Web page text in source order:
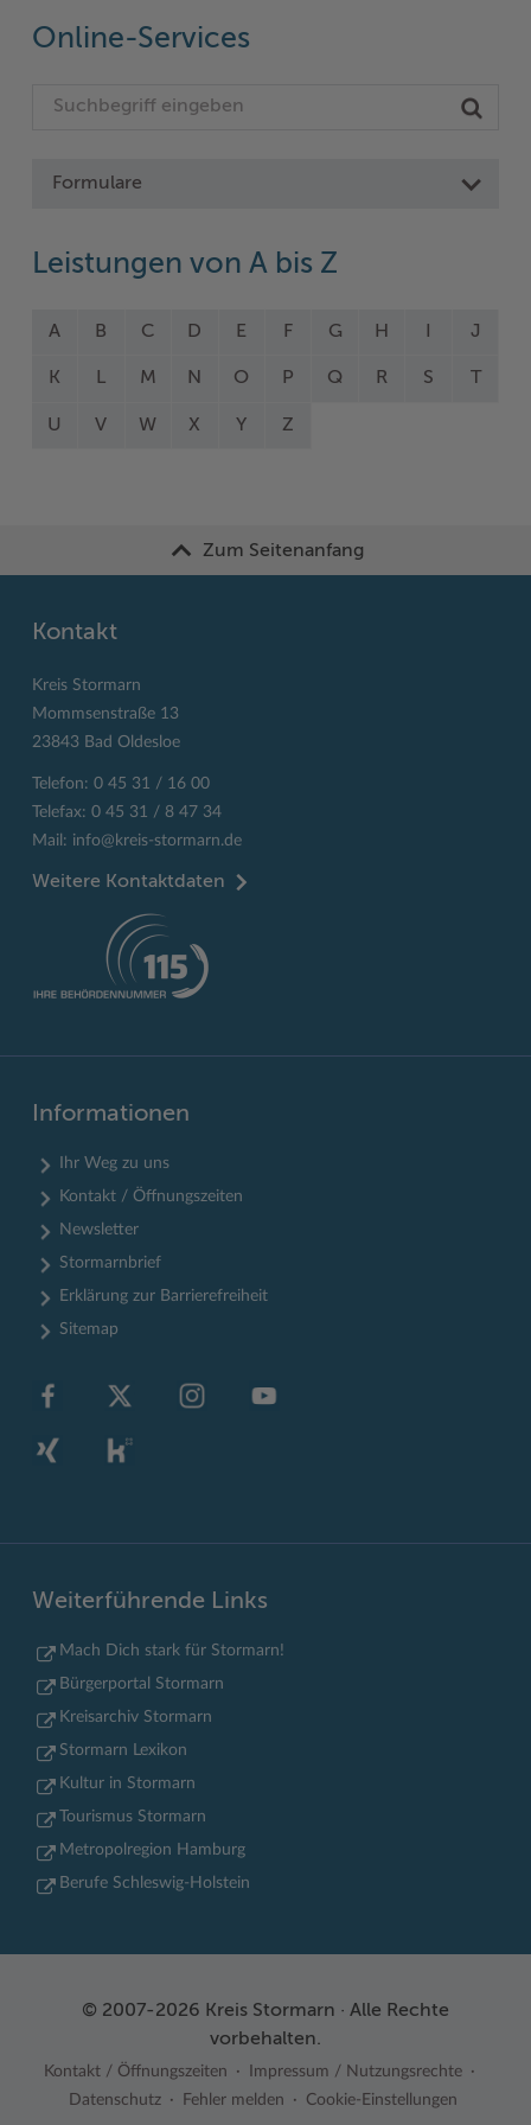
Online-Services
Formulare
Leistungen von A bis Z
A B C D E F G H J
K L M N O P Q R S
U V W X Y Z
Zum Seitenanfang
Kontakt
Kreis Stormarn
Mommsenstraße 13
23843 Bad Oldesloe
Telefon: 0 45 31 / 16 00
Telefax: 0 45 31 / 8 47 34
Mail: info@kreis-stormarn.de
Weitere Kontaktdaten
Informationen
Ihr Weg zu uns
Kontakt / Öffnungszeiten
Newsletter
Stormarnbrief
Erklärung zur Barrierefreiheit
Sitemap
Weiterführende Links
Mach Dich stark für Stormarn!
Bürgerportal Stormarn
Kreisarchiv Stormarn
Stormarn Lexikon
Kultur in Stormarn
Tourismus Stormarn
Metropolregion Hamburg
Berufe Schleswig-Holstein
© 2007-2026 Kreis Stormarn · Alle Rechte
vorbehalten.
Kontakt / Öffnungszeiten
Impressum / Nutzungsrechte
Datenschutz
Fehler melden Cookie-Einstellungen